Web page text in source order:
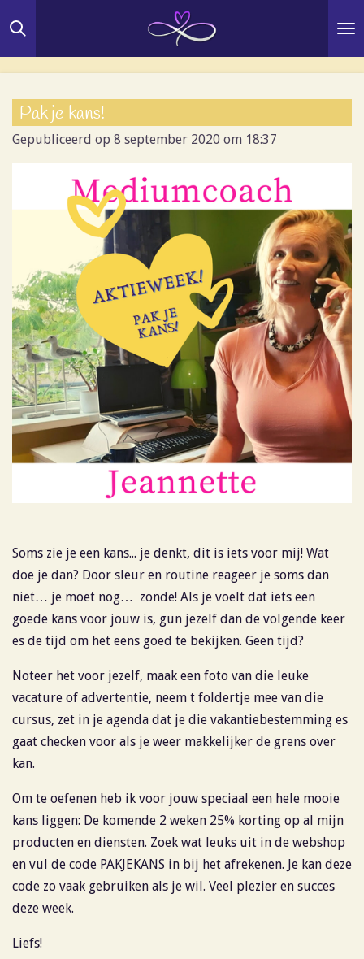
Ga
direct
hoofdinhoud
Pak je kans!
Gepubliceerd op 8 september 2020 om 18:37
Soms zie je een kans... je denkt, dit is iets voor mij! Wat
doe je dan? Door sleur en routine reageer je soms dan
niet… je moet nog… zonde! Als je voelt dat iets een
goede kans voor jouw is, gun jezelf dan de volgende keer
es de tijd om het eens goed te bekijken. Geen tijd?
Noteer het voor jezelf, maak een foto van die leuke
vacature of advertentie, neem t foldertje mee van die
cursus, zet in je agenda dat je die vakantiebestemming es
gaat checken voor als je weer makkelijker de grens over
kan.
Om te oefenen heb ik voor jouw speciaal een hele mooie
kans liggen: De komende 2 weken 25% korting op al mijn
producten en diensten. Zoek wat leuks uit in de webshop
en vul de code PAKJEKANS in bij het afrekenen. Je kan deze
code zo vaak gebruiken als je wil. Veel plezier en succes
deze week.
Liefs!